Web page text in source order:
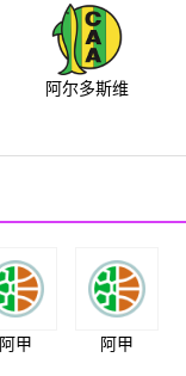
阿尔多斯维
阿甲 阿甲